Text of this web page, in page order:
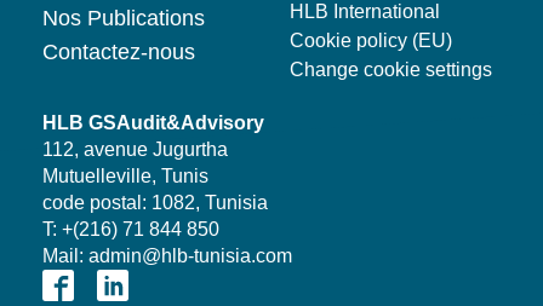
Nos Publications
Contactez-nous
HLB International
Cookie policy (EU)
Change cookie settings
HLB GSAudit&Advisory
112, avenue Jugurtha
Mutuelleville, Tunis
code postal: 1082, Tunisia
T: +(216) 71 844 850
Mail: admin@hlb-tunisia.com